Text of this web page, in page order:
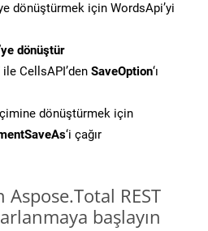
dönüştürmek için WordsApi’yi
dönüştür
CellsAPI’den SaveOption‘ı
dönüştürmek için
‘i çağır
Aspose.Total REST
başlayın